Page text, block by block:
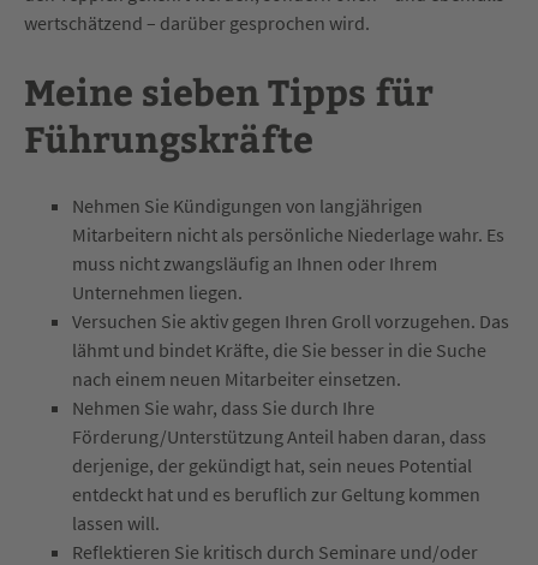
wertschätzend – darüber gesprochen wird.
Meine sieben Tipps für
Führungskräfte
Nehmen Sie Kündigungen von langjährigen
Mitarbeitern nicht als persönliche Niederlage wahr. Es
muss nicht zwangsläufig an Ihnen oder Ihrem
Unternehmen liegen.
Versuchen Sie aktiv gegen Ihren Groll vorzugehen. Das
lähmt und bindet Kräfte, die Sie besser in die Suche
nach einem neuen Mitarbeiter einsetzen.
Nehmen Sie wahr, dass Sie durch Ihre
Förderung/Unterstützung Anteil haben daran, dass
derjenige, der gekündigt hat, sein neues Potential
entdeckt hat und es beruflich zur Geltung kommen
lassen will.
Reflektieren Sie kritisch durch Seminare und/oder